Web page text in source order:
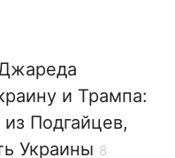
и Трампа:
Подгайцев,
Украины 8